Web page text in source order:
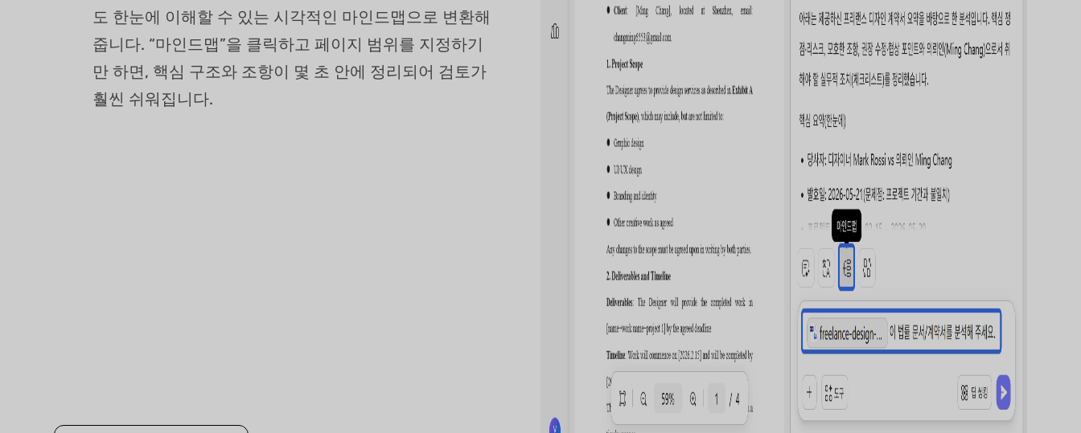
도 한눈에 이해할 수 있는 시각적인 마인드맵으로 변환해
줍니다. “마인드맵”을 클릭하고 페이지 범위를 지정하기
만 하면, 핵심 구조와 조항이 몇 초 안에 정리되어 검토가
훨씬 쉬워집니다.